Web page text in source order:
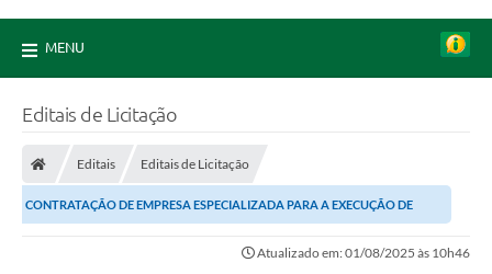
MENU
Editais de Licitação
Editais Editais de Licitação
CONTRATAÇÃO DE EMPRESA ESPECIALIZADA PARA A EXECUÇÃO DE
Atualizado em: 01/08/2025 às 10h46